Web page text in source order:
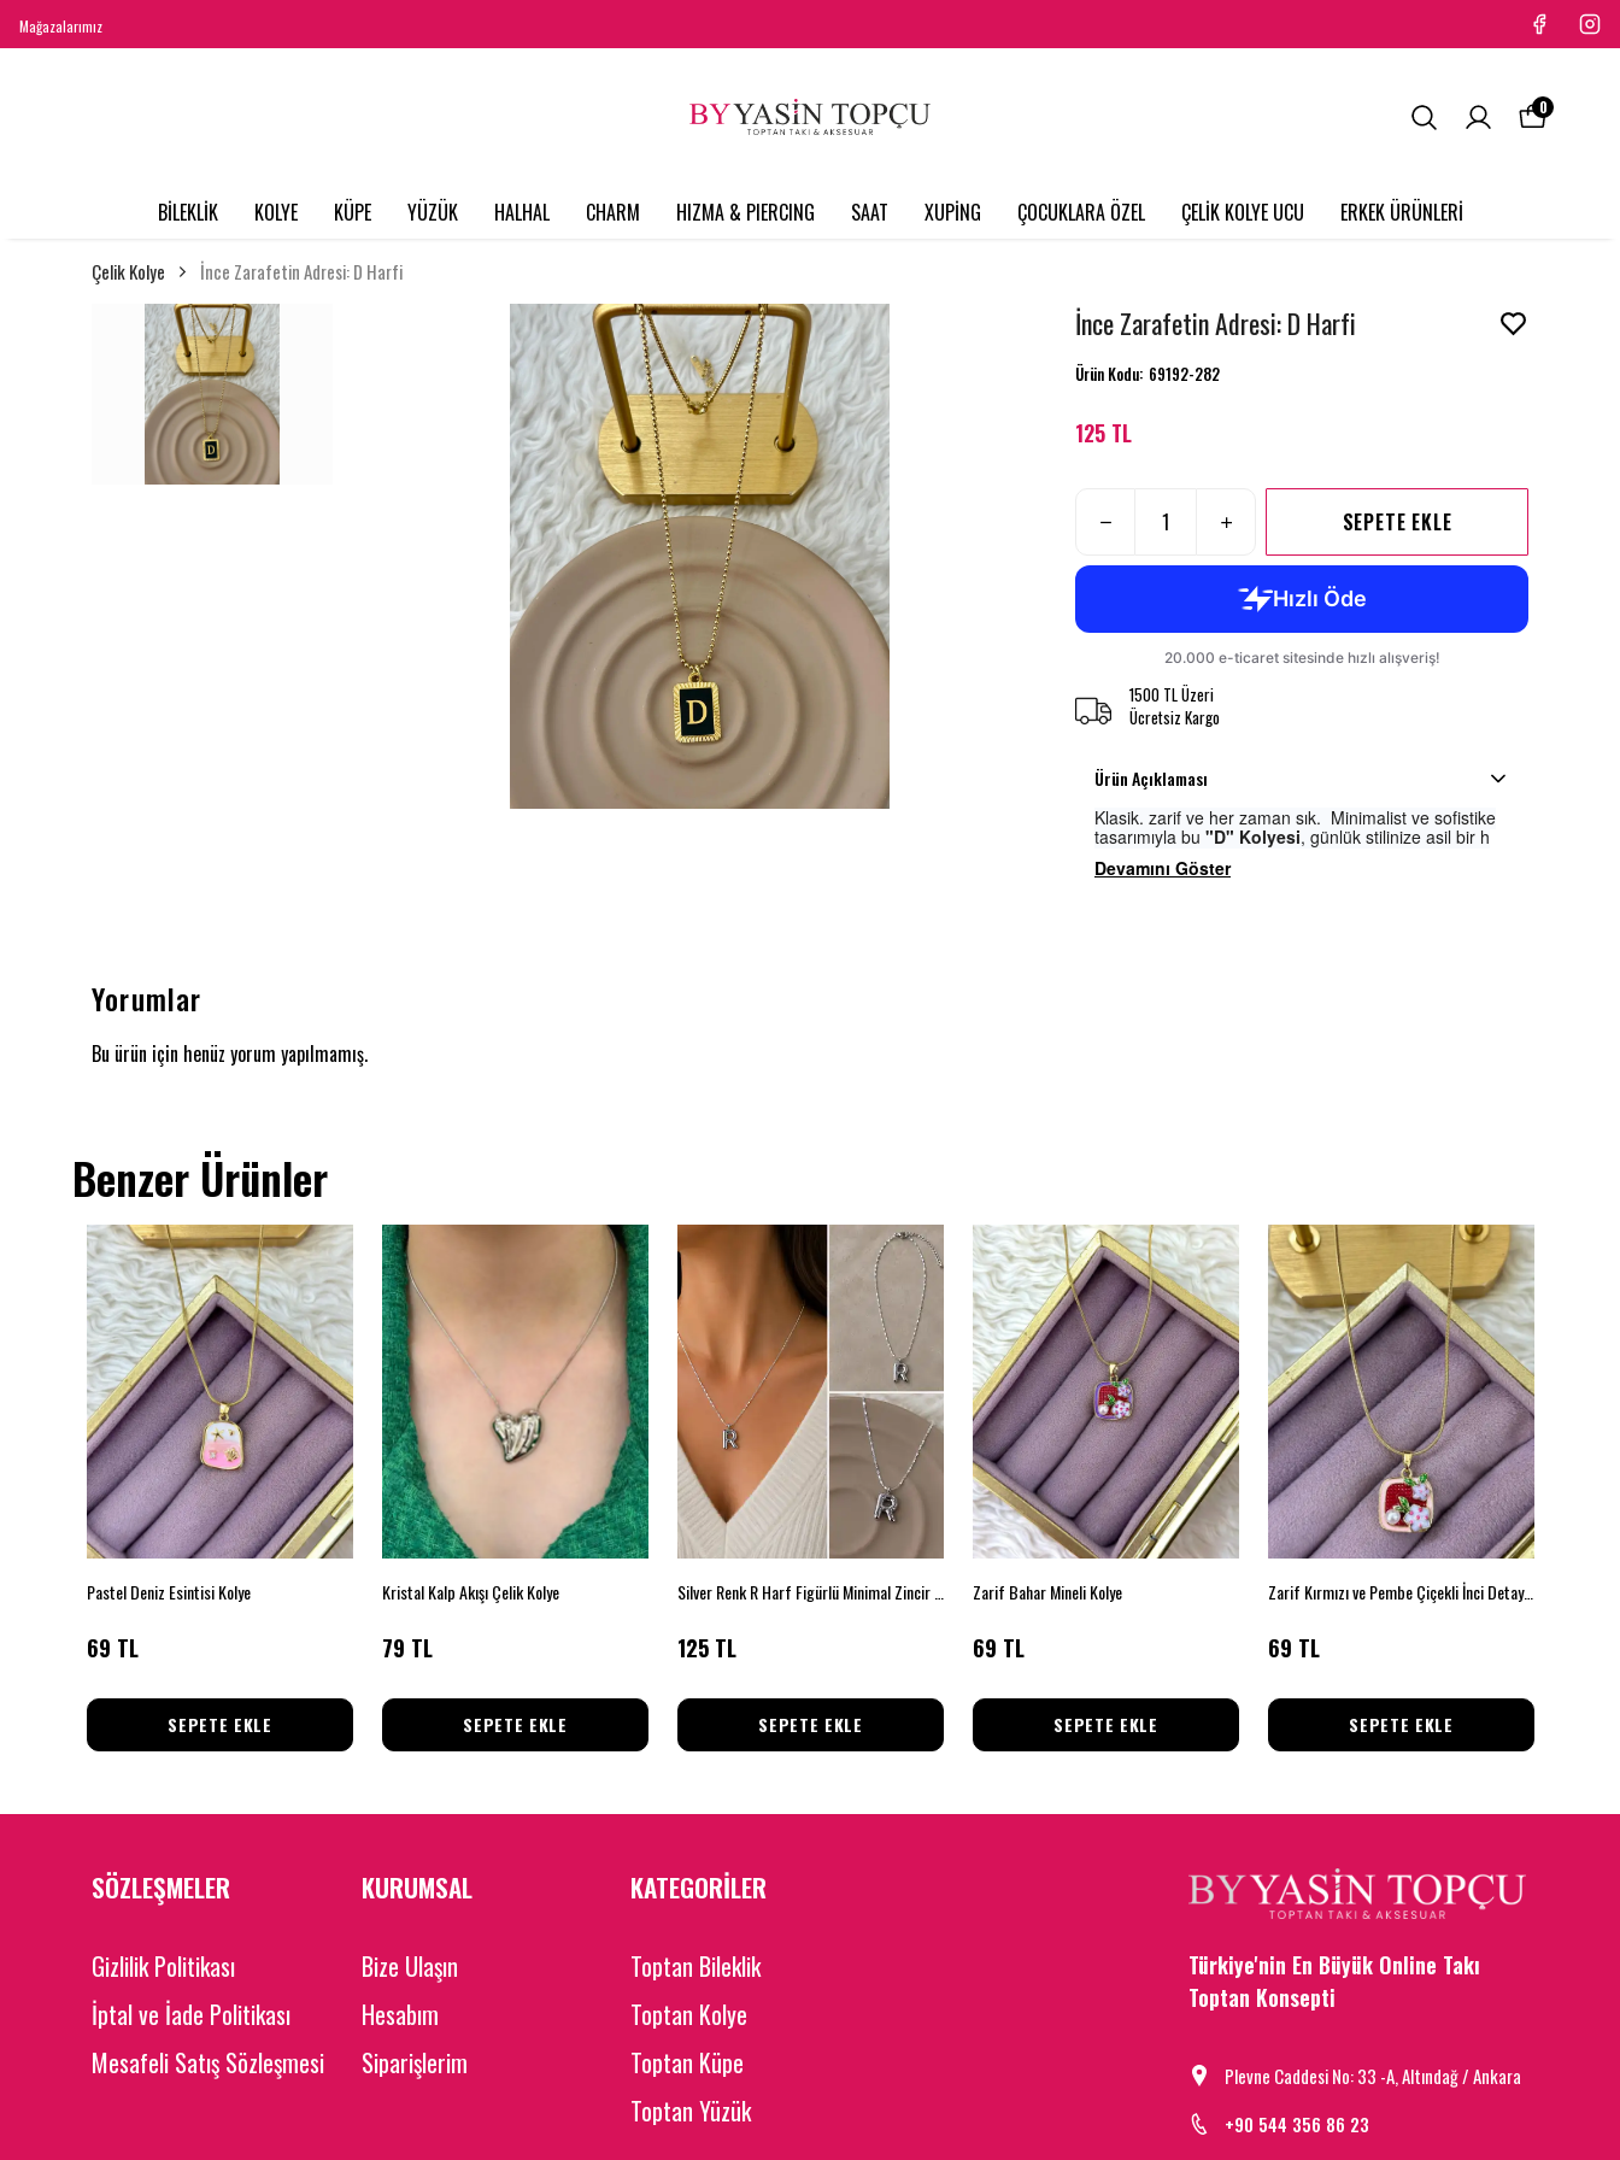
Mağazalarımız
BİLEKLİK KOLYE KÜPE YÜZÜK HALHAL CHARM HIZMA & PIERCING SAAT XUPİNG ÇOCUKLARA ÖZEL ÇELİK KOLYE UCU ERKEK ÜRÜNLERİ
0
Çelik Kolye İnce Zarafetin Adresi: D Harfi
İnce Zarafetin Adresi: D Harfi
Ürün Kodu: 69192-282
125 TL
SEPETE EKLE
1500 TL Üzeri
Ücretsiz Kargo
Ürün Açıklaması
Klasik, zarif ve her zaman şık. Minimalist ve sofistike
tasarımıyla bu "D" Kolyesi, günlük stilinize asil bir h
Devamını Göster
Yorumlar
Bu ürün için henüz yorum yapılmamış.
Benzer Ürünler
Pastel Deniz Esintisi Kolye
69 TL
SEPETE EKLE
Kristal Kalp Akışı Çelik Kolye
79 TL
SEPETE EKLE
125 TL
SEPETE EKLE
Zarif Bahar Mineli Kolye
69 TL
SEPETE EKLE
Zarif Kırmızı ve Pembe Çiçekli İnci Detaylı Kolye
69 TL
SEPETE EKLE
SÖZLEŞMELER
Gizlilik Politikası
İptal ve İade Politikası
Mesafeli Satış Sözleşmesi
KURUMSAL
Bize Ulaşın
Hesabım
Siparişlerim
KATEGORİLER
Toptan Bileklik
Toptan Kolye
Toptan Küpe
Toptan Yüzük
Türkiye'nin En Büyük Online Takı
Toptan Konsepti
Plevne Caddesi No: 33 -A, Altındağ / Ankara
+90 544 356 86 23